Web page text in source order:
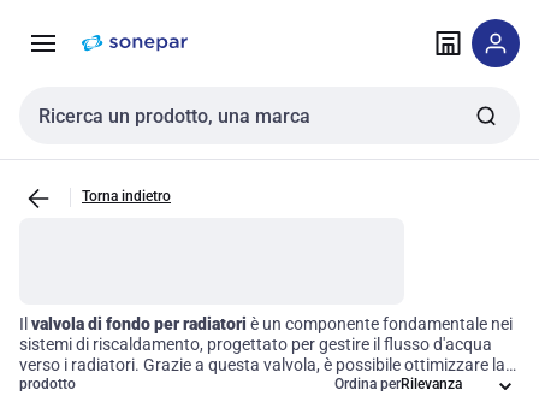
navigazione alla
Cerca input
Torna indietro
Il valvola di fondo per radiatori è un componente fondamentale nei
sistemi di riscaldamento, progettato per gestire il flusso d'acqua
verso i radiatori. Grazie a questa valvola, è possibile ottimizzare la
regolazione della temperatura, garantendo un'efficienza operativa
prodotto Ordina per